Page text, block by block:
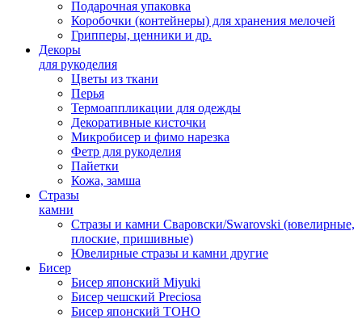
Подарочная упаковка
Коробочки (контейнеры) для хранения мелочей
Грипперы, ценники и др.
Декоры
для рукоделия
Цветы из ткани
Перья
Термоаппликации для одежды
Декоративные кисточки
Микробисер и фимо нарезка
Фетр для рукоделия
Пайетки
Кожа, замша
Стразы
камни
Стразы и камни Сваровски/Swarovski (ювелирные,
плоские, пришивные)
Ювелирные стразы и камни другие
Бисер
Бисер японский Miyuki
Бисер чешский Preciosa
Бисер японский TOHO